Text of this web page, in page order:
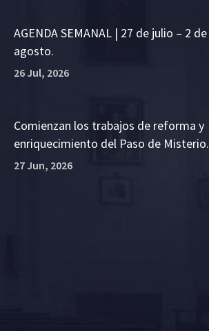
AGENDA SEMANAL | 27 de julio – 2 de
agosto.
26 Jul, 2026
Comienzan los trabajos de reforma y
enriquecimiento del Paso de Misterio.
27 Jun, 2026